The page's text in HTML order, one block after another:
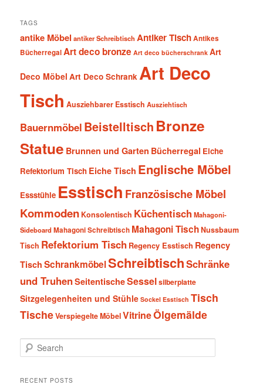
TAGS
antike Möbel antiker Schreibtisch Antiker TischAntikes
BücherregalArt deco bronze Art deco bücherschrank Art
Deco Möbel Art Deco Schrank Art Deco
Tisch Ausziehbarer Esstisch Ausziehtisch
Bauernmöbel Beistelltisch Bronze
Statue Brunnen und Garten Bücherregal Eiche
Refektorium Tisch Eiche Tisch Englische Möbel
Essstühle Esstisch Französische Möbel
Kommoden Konsolentisch Küchentisch Mahagoni-
SideboardMahagoni Schreibtisch Mahagoni TischNussbaum
Tisch Refektorium Tisch Regency Esstisch Regency
Tisch SchrankmöbelSchreibtischSchränke
und TruhenSeitentischeSesselsilberplatte
Sitzgelegenheiten und Stühle Sockel Esstisch Tisch
TischeVerspiegelte MöbelVitrineÖlgemälde
e
rRECENT POSTS